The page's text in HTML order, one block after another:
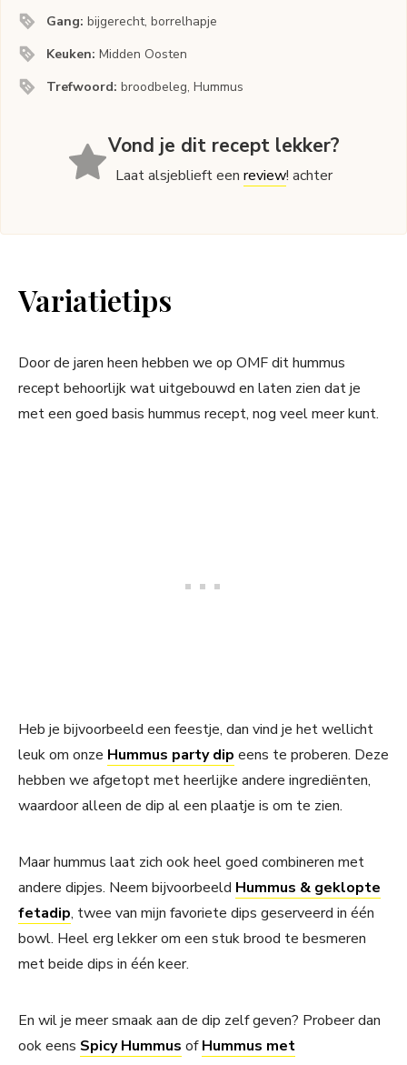
Gang:bijgerecht, borrelhapje
Keuken:Midden Oosten
Trefwoord:broodbeleg, Hummus
Vond je dit recept lekker?
Laat alsjeblieft eenreview! achter
Variatietips
Door de jaren heen hebben we op OMF dit hummus
recept behoorlijk wat uitgebouwd en laten zien dat je
met een goed basis hummus recept, nog veel meer kunt.
Heb je bijvoorbeeld een feestje, dan vind je het wellicht
leuk om onze Hummus party dip eens te proberen. Deze
hebben we afgetopt met heerlijke andere ingrediënten,
waardoor alleen de dip al een plaatje is om te zien.
Maar hummus laat zich ook heel goed combineren met
andere dipjes. Neem bijvoorbeeld Hummus & geklopte
fetadip, twee van mijn favoriete dips geserveerd in één
bowl. Heel erg lekker om een stuk brood te besmeren
met beide dips in één keer.
En wil je meer smaak aan de dip zelf geven? Probeer dan
ook eens Spicy Hummus ofHummus met